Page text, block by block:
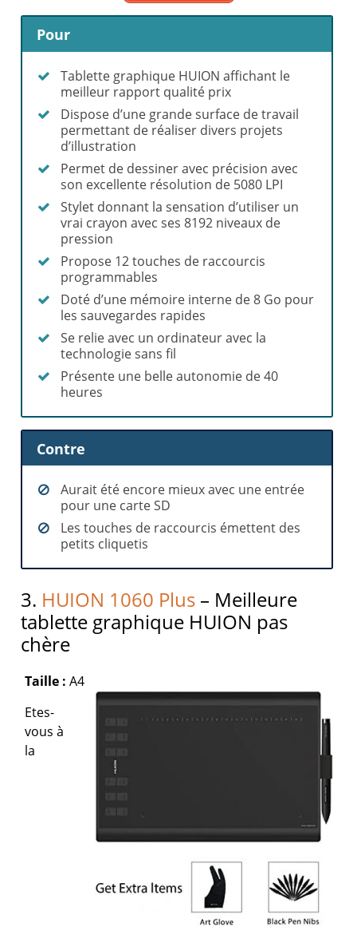
Pour
Tablette graphique HUION affichant le
meilleur rapport qualité prix
Dispose d’une grande surface de travail
permettant de réaliser divers projets
d’illustration
Permet de dessiner avec précision avec
son excellente résolution de 5080 LPI
Stylet donnant la sensation d’utiliser un
vrai crayon avec ses 8192 niveaux de
pression
Propose 12 touches de raccourcis
programmables
Doté d’une mémoire interne de 8 Go pour
les sauvegardes rapides
Se relie avec un ordinateur avec la
technologie sans fil
Présente une belle autonomie de 40
heures
Contre
Aurait été encore mieux avec une entrée
pour une carte SD
Les touches de raccourcis émettent des
petits cliquetis
3. HUION 1060 Plus – Meilleure
tablette graphique HUION pas
chère
Taille :A4
Etes-
vous à
la